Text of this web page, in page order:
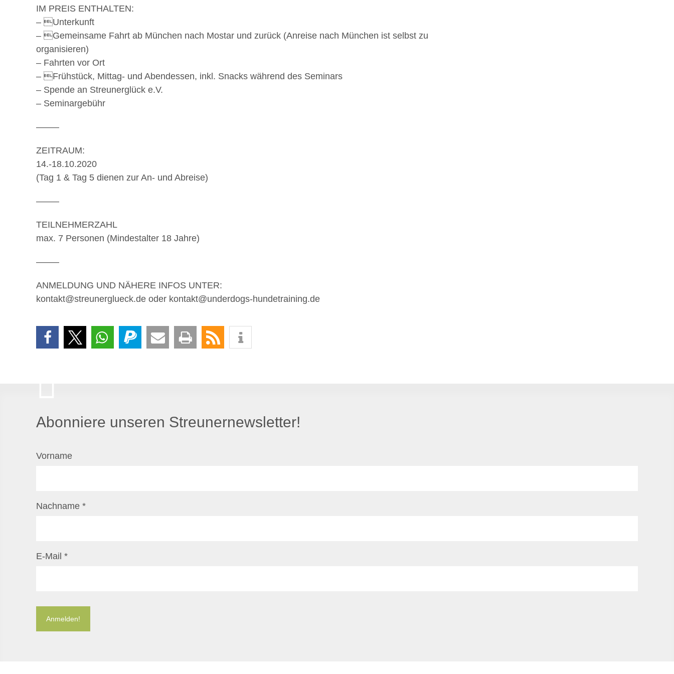
IM PREIS ENTHALTEN:
– Unterkunft
– Gemeinsame Fahrt ab München nach Mostar und zurück (Anreise nach München ist selbst zu
organisieren)
– Fahrten vor Ort
– Frühstück, Mittag- und Abendessen, inkl. Snacks während des Seminars
– Spende an Streunerglück e.V.
– Seminargebühr
——–
ZEITRAUM:
14.-18.10.2020
(Tag 1 & Tag 5 dienen zur An- und Abreise)
——–
TEILNEHMERZAHL
max. 7 Personen (Mindestalter 18 Jahre)
——–
ANMELDUNG UND NÄHERE INFOS UNTER:
kontakt@streunerglueck.de oder kontakt@underdogs-hundetraining.de
Abonniere unseren Streunernewsletter!
Vorname
Nachname *
E-Mail *